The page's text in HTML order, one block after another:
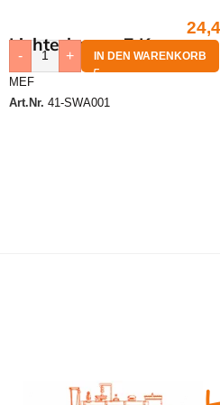
Lichterbogen 7 Kerzen
MEF
Art.Nr. 41-SWA001
-
+ IN DEN WARENKORB